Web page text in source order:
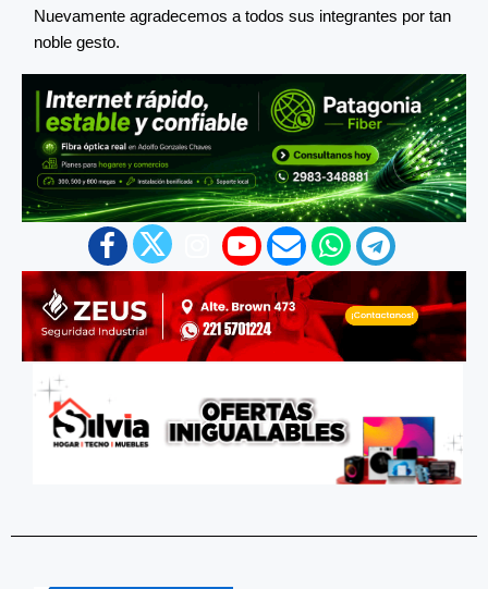
Nuevamente agradecemos a todos sus integrantes por tan
noble gesto.